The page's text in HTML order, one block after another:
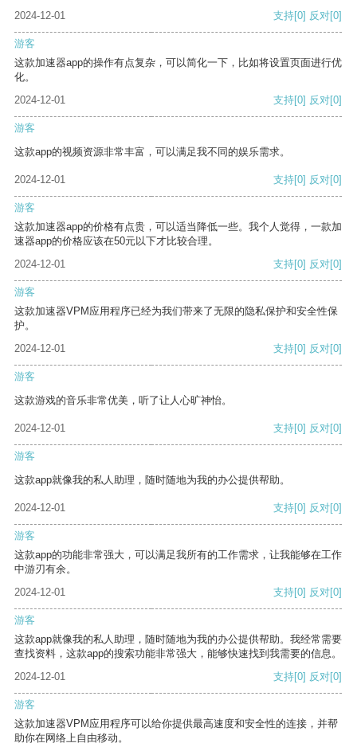
2024-12-01
支持[0] 反对[0]
游客
这款加速器app的操作有点复杂，可以简化一下，比如将设置页面进行优
化。
2024-12-01
支持[0] 反对[0]
游客
这款app的视频资源非常丰富，可以满足我不同的娱乐需求。
2024-12-01 支持[0] 反对[0]
游客
这款加速器app的价格有点贵，可以适当降低一些。我个人觉得，一款加
速器app的价格应该在50元以下才比较合理。
2024-12-01
支持[0] 反对[0]
游客
这款加速器VPM应用程序已经为我们带来了无限的隐私保护和安全性保
护。
2024-12-01
支持[0] 反对[0]
游客
这款游戏的音乐非常优美，听了让人心旷神怡。
2024-12-01 支持[0] 反对[0]
游客
这款app就像我的私人助理，随时随地为我的办公提供帮助。
2024-12-01 支持[0] 反对[0]
游客
这款app的功能非常强大，可以满足我所有的工作需求，让我能够在工作
中游刃有余。
2024-12-01
支持[0] 反对[0]
游客
这款app就像我的私人助理，随时随地为我的办公提供帮助。我经常需要
查找资料，这款app的搜索功能非常强大，能够快速找到我需要的信息。
2024-12-01
支持[0] 反对[0]
游客
这款加速器VPM应用程序可以给你提供最高速度和安全性的连接，并帮
助你在网络上自由移动。